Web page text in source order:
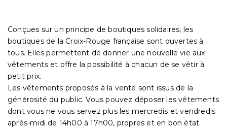
Conçues sur un principe de boutiques solidaires, les
boutiques de la Croix-Rouge française sont ouvertes à
tous. Elles permettent de donner une nouvelle vie aux
vêtements et offre la possibilité à chacun de se vêtir à
petit prix.
Les vêtements proposés à la vente sont issus de la
générosité du public. Vous pouvez déposer les vêtements
dont vous ne vous servez plus les mercredis et vendredis
après-midi de 14h00 à 17h00, propres et en bon état.